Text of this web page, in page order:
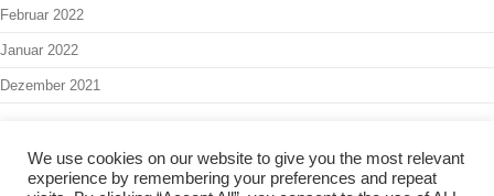
Februar 2022
Januar 2022
Dezember 2021
Interner Bereich Admin
We use cookies on our website to give you the most relevant
experience by remembering your preferences and repeat